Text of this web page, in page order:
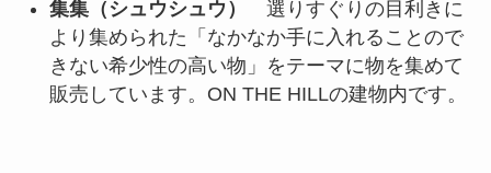
集集（シュウシュウ）
選りすぐりの目利きに
より集められた「なかなか手に入れることので
きない希少性の高い物」をテーマに物を集めて
販売しています。ON THE HILLの建物内です。